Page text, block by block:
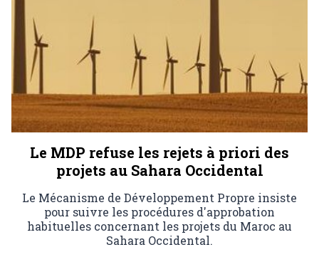
Le MDP refuse les rejets à priori des
projets au Sahara Occidental
Le Mécanisme de Développement Propre insiste
pour suivre les procédures d'approbation
habituelles concernant les projets du Maroc au
Sahara Occidental.